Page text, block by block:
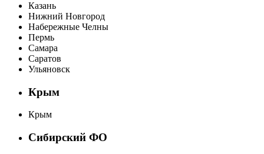
Казань
Нижний Новгород
Набережные Челны
Пермь
Самара
Саратов
Ульяновск
Крым
Крым
Сибирский ФО